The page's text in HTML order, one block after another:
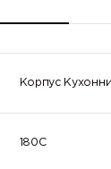
Корпус
180C